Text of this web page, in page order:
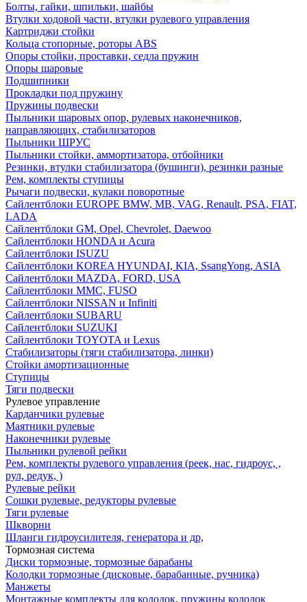
Болты, гайки, шпильки, шайбы
Втулки ходовой части, втулки рулевого управления
Картриджи стойки
Кольца стопорные, роторы ABS
Опоры стойки, проставки, седла пружин
Опоры шаровые
Подшипники
Прокладки под пружину
Пружины подвески
Пыльники шаровых опор, рулевых наконечников,
направляющих, стабилизаторов
Пыльники ШРУС
Пыльники стойки, аммортизатора, отбойники
Резинки, втулки стабилизатора (бушинги), резинки разные
Рем, комплекты ступицы
Рычаги подвески, кулаки поворотные
Сайлентблоки EUROPE BMW, MB, VAG, Renault, PSA, FIAT,
LADA
Сайлентблоки GM, Opel, Chevrolet, Daewoo
Сайлентблоки HONDA и Acura
Сайлентблоки ISUZU
Сайлентблоки KOREA HYUNDAI, KIA, SsangYong, ASIA
Сайлентблоки MAZDA, FORD, USA
Сайлентблоки MMC, FUSO
Сайлентблоки NISSAN и Infiniti
Сайлентблоки SUBARU
Сайлентблоки SUZUKI
Сайлентблоки TOYOTA и Lexus
Стабилизаторы (тяги стабилизатора, линки)
Стойки амортизационные
Ступицы
Тяги подвески
Рулевое управление
Карданчики рулевые
Маятники рулевые
Наконечники рулевые
Пыльники рулевой рейки
Рем, комплекты рулевого управления (реек, нас, гидроус, ,
рул, редук, )
Рулевые рейки
Сошки рулевые, редукторы рулевые
Тяги рулевые
Шкворни
Шланги гидроусилителя, генератора и др,
Тормозная система
Диски тормозные, тормозные барабаны
Колодки тормозные (дисковые, барабанные, ручника)
Манжеты
Монтажные комплекты для колодок, пружины колодок